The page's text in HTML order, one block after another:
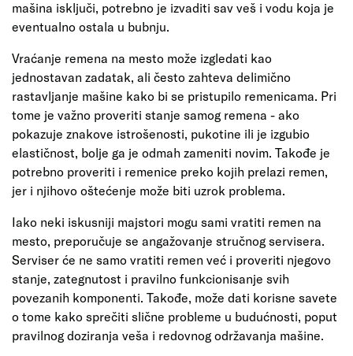
mašina isključi, potrebno je izvaditi sav veš i vodu koja je
eventualno ostala u bubnju.
Vraćanje remena na mesto može izgledati kao
jednostavan zadatak, ali često zahteva delimično
rastavljanje mašine kako bi se pristupilo remenicama. Pri
tome je važno proveriti stanje samog remena - ako
pokazuje znakove istrošenosti, pukotine ili je izgubio
elastičnost, bolje ga je odmah zameniti novim. Takođe je
potrebno proveriti i remenice preko kojih prelazi remen,
jer i njihovo oštećenje može biti uzrok problema.
Iako neki iskusniji majstori mogu sami vratiti remen na
mesto, preporučuje se angažovanje stručnog servisera.
Serviser će ne samo vratiti remen već i proveriti njegovo
stanje, zategnutost i pravilno funkcionisanje svih
povezanih komponenti. Takođe, može dati korisne savete
o tome kako sprečiti slične probleme u budućnosti, poput
pravilnog doziranja veša i redovnog održavanja mašine.